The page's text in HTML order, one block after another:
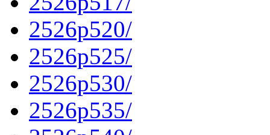
2526p520/
2526p525/
2526p530/
2526p535/